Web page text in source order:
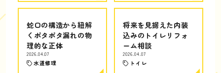
蛇口の構造から紐解
くポタポタ漏れの物
理的な正体
2026.04.07
水道修理
将来を見据えた内装
込みのトイレリフォ
ーム相談
2026.04.07
トイレ